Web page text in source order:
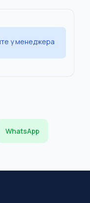
у менеджера
WhatsApp